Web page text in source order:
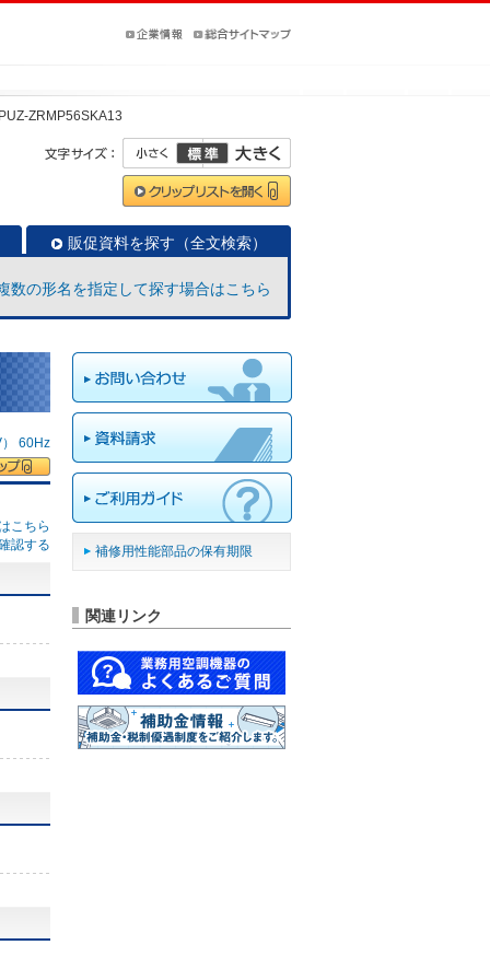
ZRMP56SKA13
販促資料を探す（全文検索）
数の形名を指定して探す場合はこちら
60Hz
こちら
認する
補修用性能部品の保有期限
関連リンク